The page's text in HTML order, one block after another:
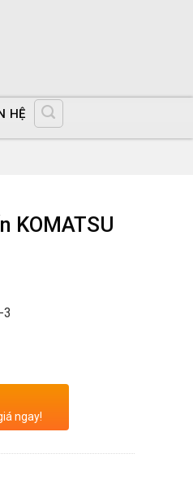
HỆ
KOMATSU
3
ngay!